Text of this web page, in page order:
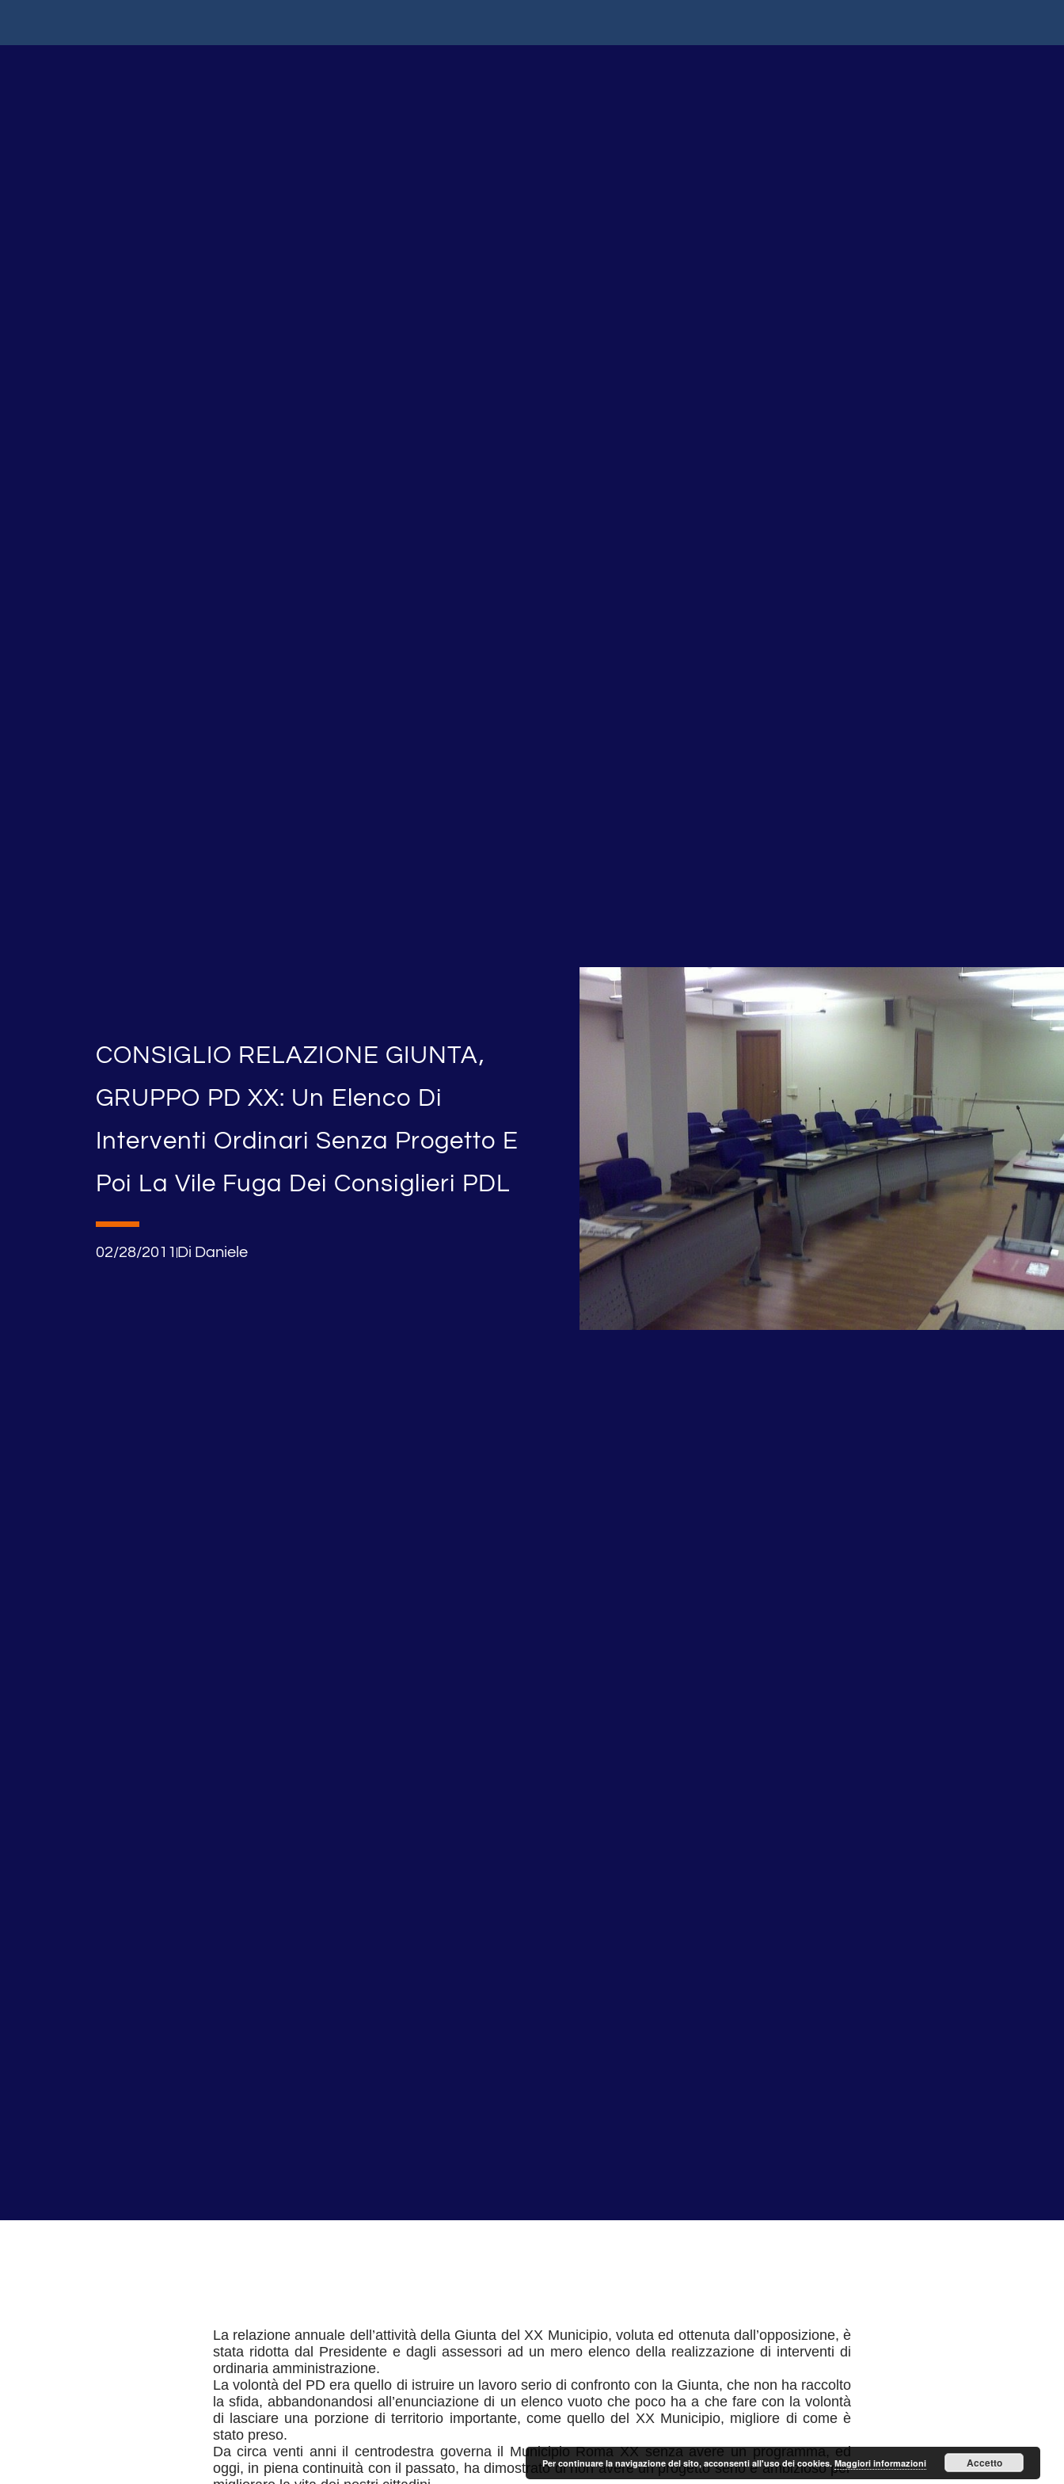
CONSIGLIO RELAZIONE GIUNTA,
GRUPPO PD XX: Un Elenco Di
Interventi Ordinari Senza Progetto E
Poi La Vile Fuga Dei Consiglieri PDL
02/28/2011 Di Daniele
La relazione annuale dell’attività della Giunta del XX Municipio, voluta ed ottenuta dall’opposizione, è
stata ridotta dal Presidente e dagli assessori ad un mero elenco della realizzazione di interventi di
ordinaria amministrazione.
La volontà del PD era quello di istruire un lavoro serio di confronto con la Giunta, che non ha raccolto
la sfida, abbandonandosi all’enunciazione di un elenco vuoto che poco ha a che fare con la volontà
di lasciare una porzione di territorio importante, come quello del XX Municipio, migliore di come è
stato preso.
Da circa venti anni il centrodestra governa il Municipio Roma XX senza avere un programma, ed
oggi, in piena continuità con il passato, ha dimostrato di non avere un progetto serio e ambizioso per
Per continuare la navigazione del sito, acconsenti all'uso dei cookies.Maggiori informazioni Accetto